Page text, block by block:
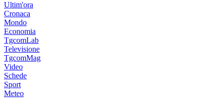
Ultim'ora
Cronaca
Mondo
Economia
TgcomLab
Televisione
TgcomMag
Video
Schede
Sport
Meteo